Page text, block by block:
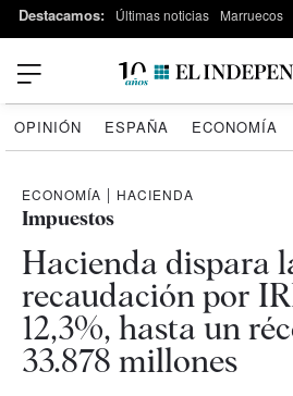
Destacamos: Últimas noticias Marruecos
OPINIÓN ESPAÑA ECONOMÍA
ECONOMÍA | HACIENDA
Impuestos
Hacienda dispara
recaudación por
12,3%, hasta un
33.878 millones